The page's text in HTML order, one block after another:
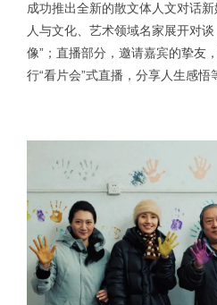
成功推出全新的散文体人文对话
人与文化、艺术领域名家展开对
像”；直播部分，邀请嘉宾的挚友
行“看片会”式直播，分享人生感悟